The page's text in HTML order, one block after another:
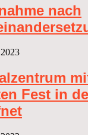
nach
Fest in